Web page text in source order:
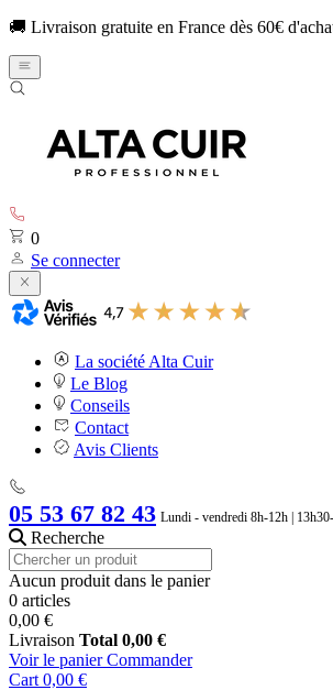
🚚 Livraison gratuite en France dès 60€
0
Se connecter
La société Alta Cuir
Le Blog
Conseils
Contact
Avis Clients
05 53 67 82 43 Lundi - vendredi 8h-12h |
Recherche
Aucun produit dans le panier
0 articles
0,00 €
Livraison Total 0,00 €
Voir le panier Commander
Cart 0,00 €